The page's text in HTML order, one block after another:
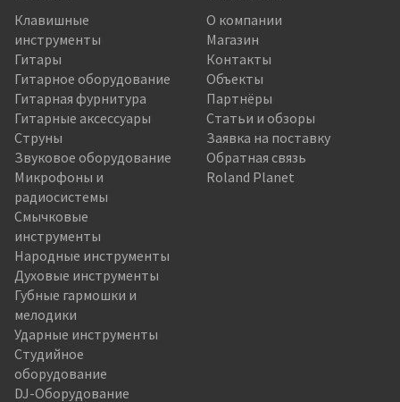
Клавишные
инструменты
Гитары
Гитарное оборудование
Гитарная фурнитура
Гитарные аксессуары
Струны
Звуковое оборудование
Микрофоны и
радиосистемы
Смычковые
инструменты
Народные инструменты
Духовые инструменты
Губные гармошки и
мелодики
Ударные инструменты
Студийное
оборудование
DJ-Оборудование
О компании
Магазин
Контакты
Объекты
Партнёры
Статьи и обзоры
Заявка на поставку
Обратная связь
Roland Planet